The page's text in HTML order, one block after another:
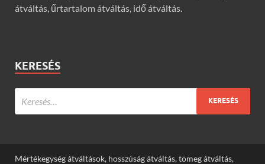
átváltás, űrtartalom átváltás, idő átváltás.
KERESÉS
Mértékegység átváltások, hosszúság átváltás, tömeg átváltás,